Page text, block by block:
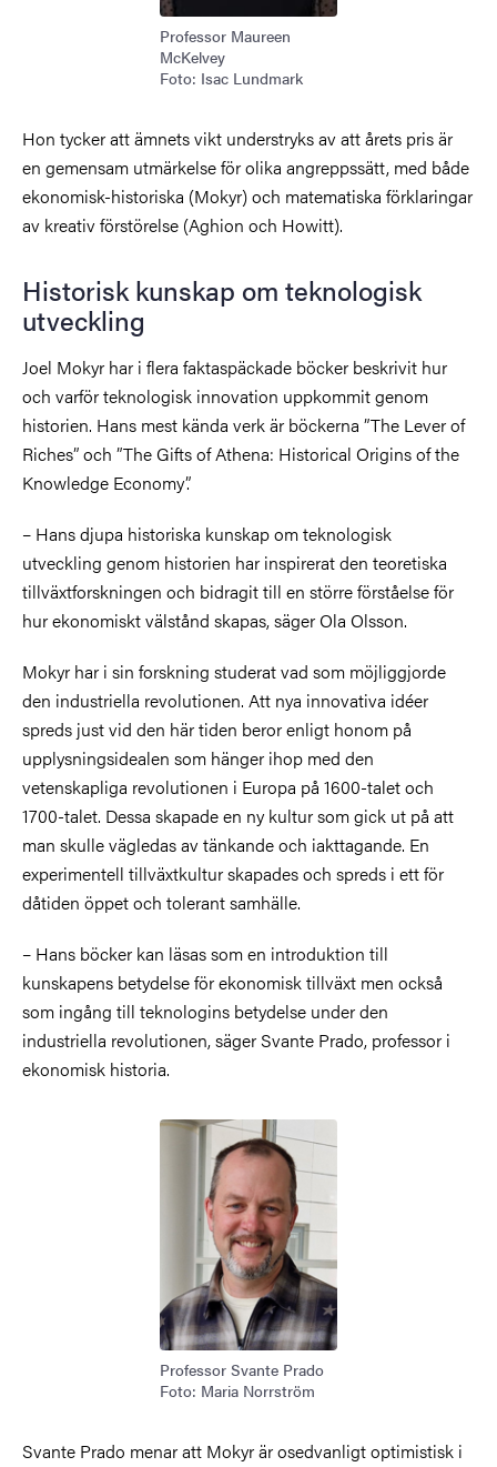
Professor Maureen
McKelvey
Foto: Isac Lundmark
Hon tycker att ämnets vikt understryks av att årets pris är
en gemensam utmärkelse för olika angreppssätt, med både
ekonomisk-historiska (Mokyr) och matematiska förklaringar
av kreativ förstörelse (Aghion och Howitt).
Historisk kunskap om teknologisk
utveckling
Joel Mokyr har i flera faktaspäckade böcker beskrivit hur
och varför teknologisk innovation uppkommit genom
historien. Hans mest kända verk är böckerna ”The Lever of
Riches” och ”The Gifts of Athena: Historical Origins of the
Knowledge Economy”.
– Hans djupa historiska kunskap om teknologisk
utveckling genom historien har inspirerat den teoretiska
tillväxtforskningen och bidragit till en större förståelse för
hur ekonomiskt välstånd skapas, säger Ola Olsson.
Mokyr har i sin forskning studerat vad som möjliggjorde
den industriella revolutionen. Att nya innovativa idéer
spreds just vid den här tiden beror enligt honom på
upplysningsidealen som hänger ihop med den
vetenskapliga revolutionen i Europa på 1600-talet och
1700-talet. Dessa skapade en ny kultur som gick ut på att
man skulle vägledas av tänkande och iakttagande. En
experimentell tillväxtkultur skapades och spreds i ett för
dåtiden öppet och tolerant samhälle.
– Hans böcker kan läsas som en introduktion till
kunskapens betydelse för ekonomisk tillväxt men också
som ingång till teknologins betydelse under den
industriella revolutionen, säger Svante Prado, professor i
ekonomisk historia.
Bild
Professor Svante Prado
Foto: Maria Norrström
Svante Prado menar att Mokyr är osedvanligt optimistisk i